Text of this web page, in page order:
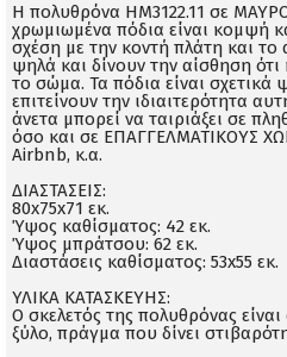
Η πολυθρόνα ΗΜ3122.11 σε
χρωμιωμένα πόδια είναι κομψή
σχέση με την κοντή πλάτη και το
ψηλά και δίνουν την αίσθηση
το σώμα. Τα πόδια είναι
επιτείνουν την ιδιαιτερότητα
άνετα μπορεί να ταιριάξει σε
όσο και σε ΕΠΑΓΓΕΛΜΑΤΙΚΟΥΣ
Airbnb, κ.α.
ΔΙΑΣΤΑΣΕΙΣ:
80x75x71 εκ.
Ύψος καθίσματος: 42 εκ.
Ύψος μπράτσου: 62 εκ.
Διαστάσεις καθίσματος: 53x55 εκ.
ΥΛΙΚΑ ΚΑΤΑΣΚΕΥΗΣ:
Ο σκελετός της πολυθρόνας
ξύλο, πράγμα που δίνει